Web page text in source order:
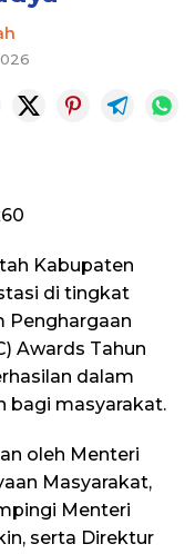
Kabupaten
di tingkat
Penghargaan
Awards Tahun
dalam
bagi masyarakat.
oleh Menteri
Masyarakat,
Menteri
serta Direktur